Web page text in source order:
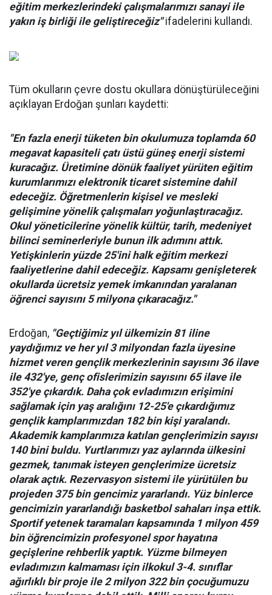
eğitim merkezlerindeki çalışmalarımızı sanayi ile
yakın iş birliği ile geliştireceğiz"ifadelerini kullandı.
Tüm okulların çevre dostu okullara dönüştürüleceğini
açıklayan Erdoğan şunları kaydetti:
"En fazla enerji tüketen bin okulumuza toplamda 60
megavat kapasiteli çatı üstü güneş enerji sistemi
kuracağız. Üretimine dönük faaliyet yürüten eğitim
kurumlarımızı elektronik ticaret sistemine dahil
edeceğiz. Öğretmenlerin kişisel ve mesleki
gelişimine yönelik çalışmaları yoğunlaştıracağız.
Okul yöneticilerine yönelik kültür, tarih, medeniyet
bilinci seminerleriyle bunun ilk adımını attık.
Yetişkinlerin yüzde 25'ini halk eğitim merkezi
faaliyetlerine dahil edeceğiz. Kapsamı genişleterek
okullarda ücretsiz yemek imkanından yaralanan
öğrenci sayısını 5 milyona çıkaracağız."
Erdoğan, "Geçtiğimiz yıl ülkemizin 81 iline
yaydığımız ve her yıl 3 milyondan fazla üyesine
hizmet veren gençlik merkezlerinin sayısını 36 ilave
ile 432'ye, genç ofislerimizin sayısını 65 ilave ile
352'ye çıkardık. Daha çok evladımızın erişimini
sağlamak için yaş aralığını 12-25'e çıkardığımız
gençlik kamplarımızdan 182 bin kişi yaralandı.
Akademik kamplarımıza katılan gençlerimizin sayısı
140 bini buldu. Yurtlarımızı yaz aylarında ülkesini
gezmek, tanımak isteyen gençlerimize ücretsiz
olarak açtık. Rezervasyon sistemi ile yürütülen bu
projeden 375 bin gencimiz yararlandı. Yüz binlerce
gencimizin yararlandığı basketbol sahaları inşa ettik.
Sportif yetenek taramaları kapsamında 1 milyon 459
bin öğrencimizin profesyonel spor hayatına
geçişlerine rehberlik yaptık. Yüzme bilmeyen
evladımızın kalmaması için ilkokul 3-4. sınıflar
ağırlıklı bir proje ile 2 milyon 322 bin çocuğumuzu